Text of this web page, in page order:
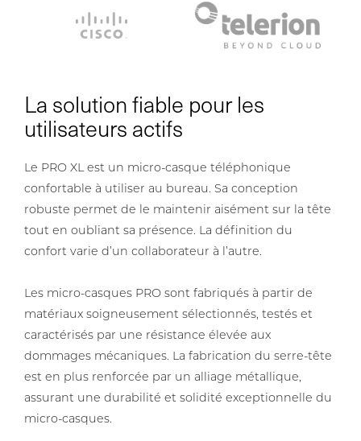
La solution fiable pour les
utilisateurs actifs
Le PRO XL est un micro-casque téléphonique
confortable à utiliser au bureau. Sa conception
robuste permet de le maintenir aisément sur la tête
tout en oubliant sa présence. La définition du
confort varie d’un collaborateur à l’autre.
Les micro-casques PRO sont fabriqués à partir de
matériaux soigneusement sélectionnés, testés et
caractérisés par une résistance élevée aux
dommages mécaniques. La fabrication du serre-tête
est en plus renforcée par un alliage métallique,
assurant une durabilité et solidité exceptionnelle du
micro-casques.